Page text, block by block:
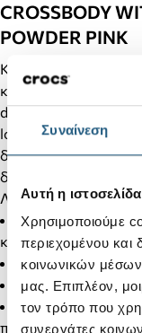
Συναίνεση
Αυτή η
Χρησιμοποιούμε
περιεχομένου και
κοινωνικών μέσων
μας. Επιπλέον,
τον τρόπο που
συνεργάτες
CROSSBODY
POWDER PINK
Κομψή και
καπάκι από EVA
design των Crocs
logo, ευρύχωρη
δυνατότητα
δημιουργήσεις ένα
Λεπτομέρειες
Crossbody
καπάκι από EVA
Δυνατότητα
Ρυθμιζόμενο
Σχεδιασμός
παπούτσια